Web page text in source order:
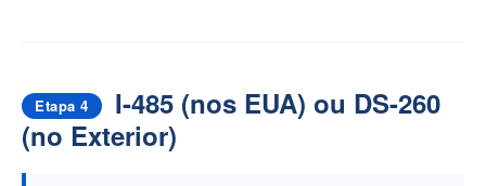
Etapa 4
I-485 (nos EUA) ou DS-260
(no Exterior)